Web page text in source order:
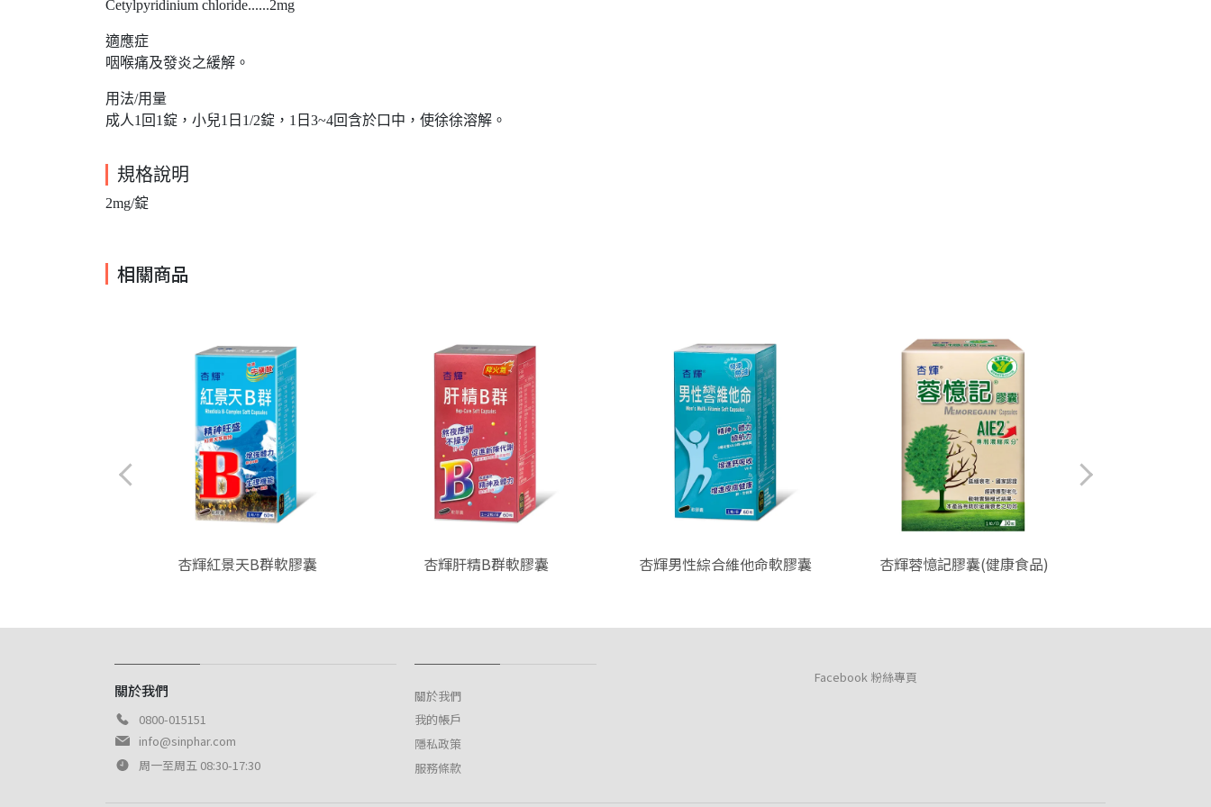
Cetylpyridinium chloride......2mg
適應症
咽喉痛及發炎之緩解。
用法/用量
成人1回1錠，小兒1日1/2錠，1日3~4回含於口中，使徐徐溶解。
規格說明
2mg/錠
相關商品
杏輝紅景天B群軟膠囊 杏輝肝精B群軟膠囊 杏輝男性綜合維他命軟膠囊 杏輝蓉憶記膠囊(健康食品)
關於我們
0800-015151
info@sinphar.com
周一至周五 08:30-17:30
關於我們
我的帳戶
隱私政策
服務條款
Facebook 粉絲專頁